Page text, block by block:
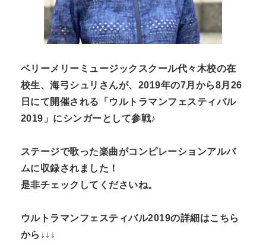
ベリーメリーミュージックスクール代々木校の在
校生、海弓シュリさんが、2019年の7月から8月26
日にて開催される「ウルトラマンフェスティバル
2019」にシンガーとして参戦♪
ステージで歌った楽曲がコンピレーションアルバ
ムに収録されました！
是非チェックしてくださいね。
ウルトラマンフェスティバル2019の詳細はこちら
から↓↓↓